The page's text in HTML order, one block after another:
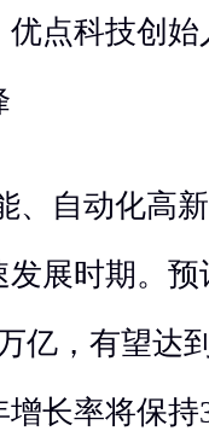
点科技创
、自动化高
展时期。
亿，有望达
长率将保持